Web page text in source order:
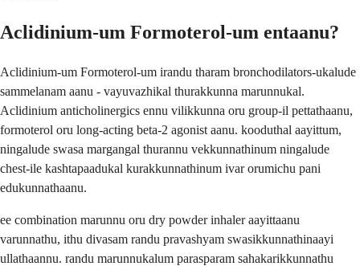
Aclidinium-um Formoterol-um entaanu?
Aclidinium-um Formoterol-um irandu tharam bronchodilators-ukalude
sammelanam aanu - vayuvazhikal thurakkunna marunnukal.
Aclidinium anticholinergics ennu vilikkunna oru group-il pettathaanu,
formoterol oru long-acting beta-2 agonist aanu. kooduthal aayittum,
ningalude swasa margangal thurannu vekkunnathinum ningalude
chest-ile kashtapaadukal kurakkunnathinum ivar orumichu pani
edukunnathaanu.
ee combination marunnu oru dry powder inhaler aayittaanu
varunnathu, ithu divasam randu pravashyam swasikkunnathinaayi
ullathaannu. randu marunnukalum parasparam sahakarikkunnathu